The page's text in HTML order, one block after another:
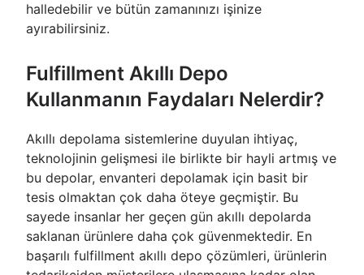
halledebilir ve bütün zamanınızı işinize
ayırabilirsiniz.
Fulfillment Akıllı Depo
Kullanmanın Faydaları Nelerdir?
Akıllı depolama sistemlerine duyulan ihtiyaç,
teknolojinin gelişmesi ile birlikte bir hayli artmış ve
bu depolar, envanteri depolamak için basit bir
tesis olmaktan çok daha öteye geçmiştir. Bu
sayede insanlar her geçen gün akıllı depolarda
saklanan ürünlere daha çok güvenmektedir. En
başarılı fulfillment akıllı depo çözümleri, ürünlerin